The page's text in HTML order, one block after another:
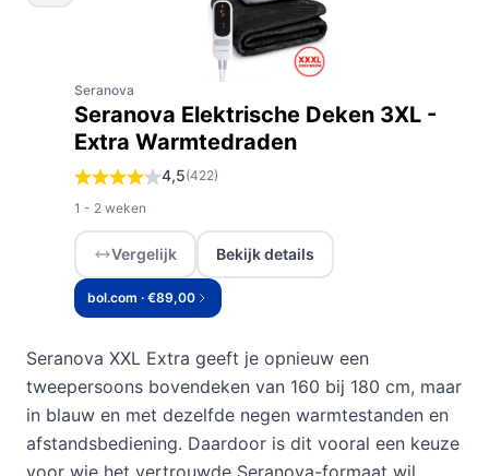
Seranova
Seranova Elektrische Deken 3XL -
Extra Warmtedraden
4,5(422)
1 - 2 weken
Vergelijk Bekijk details
bol.com · €89,00
Seranova XXL Extra geeft je opnieuw een
tweepersoons bovendeken van 160 bij 180 cm, maar
in blauw en met dezelfde negen warmtestanden en
afstandsbediening. Daardoor is dit vooral een keuze
voor wie het vertrouwde Seranova-formaat wil,